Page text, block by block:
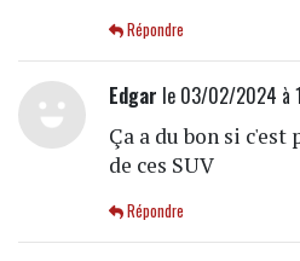
Répondre
Edgar le 03/02/2024 à
Ça a du bon si c'est
de ces SUV
Répondre